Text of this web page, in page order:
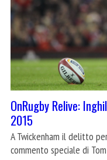
OnRugby Relive:
2015
A Twickenham il delitto
commento speciale di